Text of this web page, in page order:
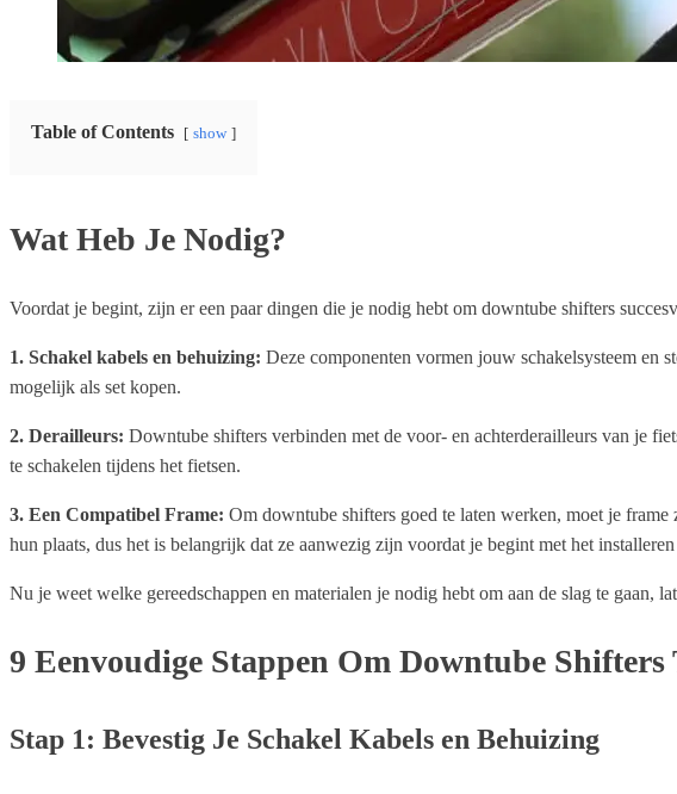
Table of Contents show
Wat Heb Je Nodig?
Voordat je begint, zijn er een paar dingen die je nodig hebt om downtube shifters
1. Schakel kabels en behuizing: Deze componenten vormen jouw schakelsysteem en
mogelijk als set kopen.
2. Derailleurs: Downtube shifters verbinden met de voor- en achterderailleurs van je
te schakelen tijdens het fietsen.
3. Een Compatibel Frame: Om downtube shifters goed te laten werken, moet je
hun plaats, dus het is belangrijk dat ze aanwezig zijn voordat je begint met het
Nu je weet welke gereedschappen en materialen je nodig hebt om aan de slag te gaan,
9 Eenvoudige Stappen Om Downtube Shifters
Stap 1: Bevestig Je Schakel Kabels en Behuizing